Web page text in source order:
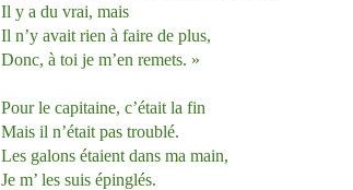
Il y a du vrai, mais
Il n’y avait rien à faire de plus,
Donc, à toi je m’en remets. »
Pour le capitaine, c’était la fin
Mais il n’était pas troublé.
Les galons étaient dans ma main,
Je m’ les suis épinglés.